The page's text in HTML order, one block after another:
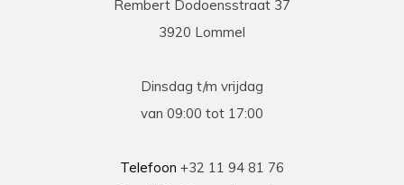
Rembert Dodoensstraat 37
3920 Lommel
Dinsdag t/m vrijdag
van 09:00 tot 17:00
Telefoon +32 11 94 81 76